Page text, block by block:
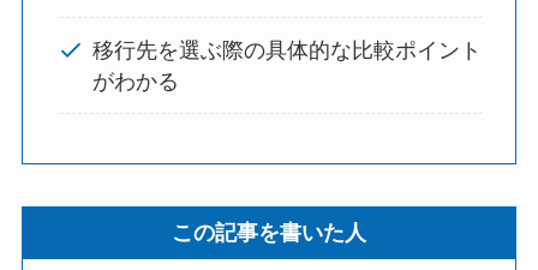
移行先を選ぶ際の具体的な比較ポイント
がわかる
この記事を書いた人